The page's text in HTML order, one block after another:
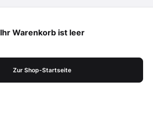
Ihr Warenkorb ist leer
Zur Shop-Startseite